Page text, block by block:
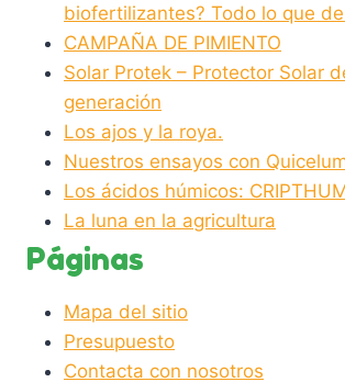
biofertilizantes? Todo lo que
CAMPAÑA DE PIMIENTO
Solar Protek – Protector Solar
generación
Los ajos y la roya.
Nuestros ensayos con
Los ácidos húmicos:
La luna en la agricultura
Páginas
Mapa del sitio
Presupuesto
Contacta con nosotros